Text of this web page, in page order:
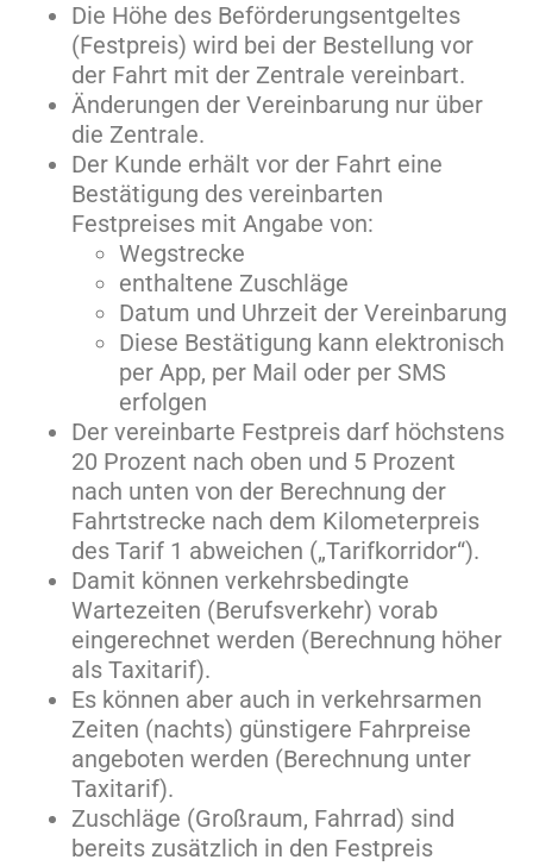
Die Höhe des Beförderungsentgeltes
(Festpreis) wird bei der Bestellung vor
der Fahrt mit der Zentrale vereinbart.
Änderungen der Vereinbarung nur über
die Zentrale.
Der Kunde erhält vor der Fahrt eine
Bestätigung des vereinbarten
Festpreises mit Angabe von:
Wegstrecke
enthaltene Zuschläge
Datum und Uhrzeit der Vereinbarung
Diese Bestätigung kann elektronisch
per App, per Mail oder per SMS
erfolgen
Der vereinbarte Festpreis darf höchstens
20 Prozent nach oben und 5 Prozent
nach unten von der Berechnung der
Fahrtstrecke nach dem Kilometerpreis
des Tarif 1 abweichen („Tarifkorridor“).
Damit können verkehrsbedingte
Wartezeiten (Berufsverkehr) vorab
eingerechnet werden (Berechnung höher
als Taxitarif).
Es können aber auch in verkehrsarmen
Zeiten (nachts) günstigere Fahrpreise
angeboten werden (Berechnung unter
Taxitarif).
Zuschläge (Großraum, Fahrrad) sind
bereits zusätzlich in den Festpreis